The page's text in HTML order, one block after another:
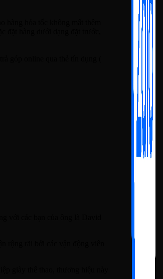
góp online qua thẻ tín dụng (
rộng rãi bởi các vận động viên
giày thể thao, thương hiệu này